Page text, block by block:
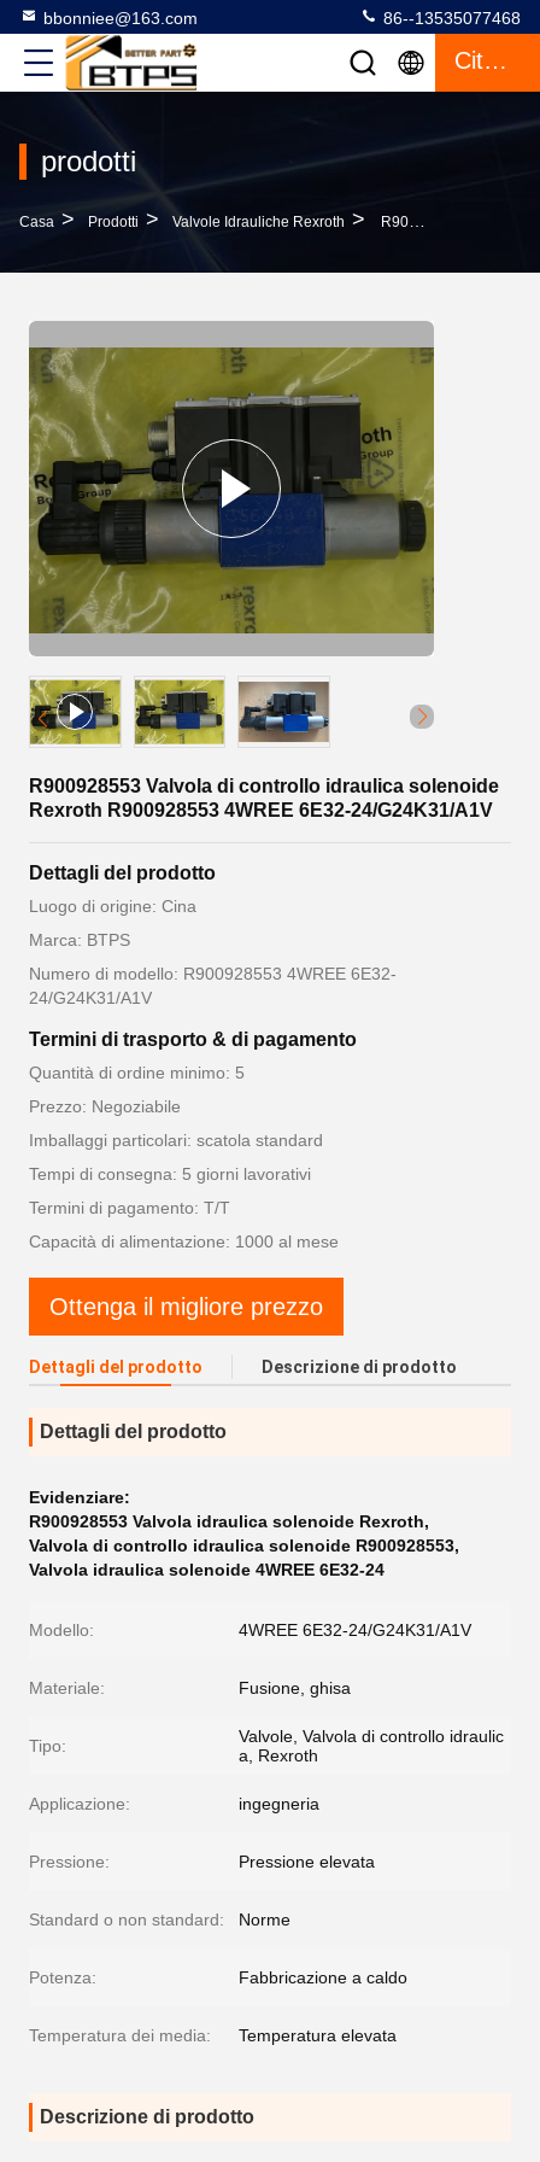
bbonniee@163.com 86--13535077468
Citazione
prodotti
Casa > Prodotti > Valvole Idrauliche Rexroth > R900928553 Valvola Di Controllo Idraulica Solenoide Rexroth R900928553 4WREE 6E32-24/G24K31/A1V
R900928553 Valvola di controllo idraulica solenoide
Rexroth R900928553 4WREE 6E32-24/G24K31/A1V
Dettagli del prodotto
Luogo di origine: Cina
Marca: BTPS
Numero di modello: R900928553 4WREE 6E32-
24/G24K31/A1V
Termini di trasporto & di pagamento
Quantità di ordine minimo: 5
Prezzo: Negoziabile
Imballaggi particolari: scatola standard
Tempi di consegna: 5 giorni lavorativi
Termini di pagamento: T/T
Capacità di alimentazione: 1000 al mese
Ottenga il migliore prezzo
Dettagli del prodotto Descrizione di prodotto
Dettagli del prodotto
Evidenziare:
R900928553 Valvola idraulica solenoide Rexroth,
Valvola di controllo idraulica solenoide R900928553,
Valvola idraulica solenoide 4WREE 6E32-24
Modello: 4WREE 6E32-24/G24K31/A1V
Materiale: Fusione, ghisa
Tipo:
Valvole, Valvola di controllo idraulic
a, Rexroth
Applicazione: ingegneria
Pressione: Pressione elevata
Standard o non standard: Norme
Potenza: Fabbricazione a caldo
Temperatura dei media: Temperatura elevata
Descrizione di prodotto